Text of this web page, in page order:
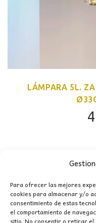
Para ofrecer las mejores
cookies para almacenar y/o
consentimiento de estas
el comportamiento de
sitio. No consentir o retirar
LÁMPARA 5L.